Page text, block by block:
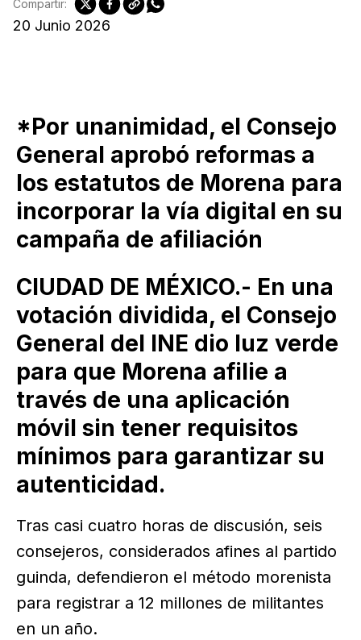
20 Junio 2026
Compartir:
*Por unanimidad, el Consejo
General aprobó reformas a
los estatutos de Morena para
incorporar la vía digital en su
campaña de afiliación
CIUDAD DE MÉXICO.- En una
votación dividida, el Consejo
General del INE dio luz verde
para que Morena afilie a
través de una aplicación
móvil sin tener requisitos
mínimos para garantizar su
autenticidad.
Tras casi cuatro horas de discusión, seis
consejeros, considerados afines al partido
guinda, defendieron el método morenista
para registrar a 12 millones de militantes
en un año.